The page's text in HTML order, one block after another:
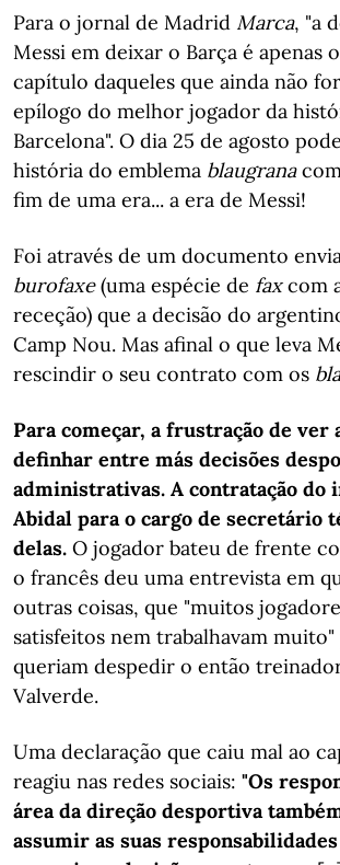
Para o jornal de Madrid Marca, "a
Messi em deixar o Barça é apenas
capítulo daqueles que ainda não
epílogo do melhor jogador da
Barcelona". O dia 25 de agosto
história do emblema blaugrana
fim de uma era... a era de Messi!
Foi através de um documento
burofaxe(uma espécie de faxcom
receção) que a decisão do
Camp Nou. Mas afinal o que leva
rescindir o seu contrato com os
Para começar, a frustração de ver
definhar entre más decisões
administrativas. A contratação do
Abidal para o cargo de secretário
delas. O jogador bateu de frente
o francês deu uma entrevista em
outras coisas, que "muitos
satisfeitos nem trabalhavam
queriam despedir o então
Valverde.
Uma declaração que caiu mal ao
reagiu nas redes sociais: "Os
área da direção desportiva
assumir as suas